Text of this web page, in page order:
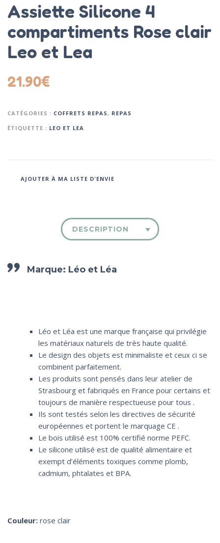
Assiette Silicone 4
compartiments Rose clair
Leo et Lea
21.90€
CATÉGORIES : COFFRETS REPAS, REPAS
ÉTIQUETTE : LEO ET LEA
AJOUTER À MA LISTE D'ENVIE
DESCRIPTION
Marque: Léo et Léa
Léo et Léa est une marque française qui privilégie
les matériaux naturels de très haute qualité.
Le design des objets est minimaliste et ceux ci se
combinent parfaitement.
Les produits sont pensés dans leur atelier de
Strasbourg et fabriqués en France pour certains et
toujours de manière respectueuse pour tous .
Ils sont testés selon les directives de sécurité
européennes et portent le marquage CE .
Le bois utilisé est 100% certifié norme PEFC.
Le silicone utilisé est de qualité alimentaire et
exempt d’éléments toxiques comme plomb,
cadmium, phtalates et BPA.
Couleur: rose clair